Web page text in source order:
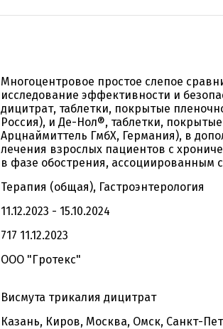
Многоцентровое простое слепое
исследование эффективности и
дицитрат, таблетки, покрытые
Россия), и Де-Нол®, таблетки,
Арцнаймиттель ГмбХ, Германия), в
лечения взрослых пациентов с
в фазе обострения, ассоциированным
Терапия (общая), Гастроэнтерология
11.12.2023 - 15.10.2024
717 11.12.2023
ООО "Гротекс"
Висмута трикалия дицитрат
Казань, Киров, Москва, Омск, Санкт-